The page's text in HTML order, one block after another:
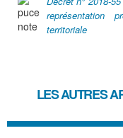
représentation
territoriale
LES AUTRES